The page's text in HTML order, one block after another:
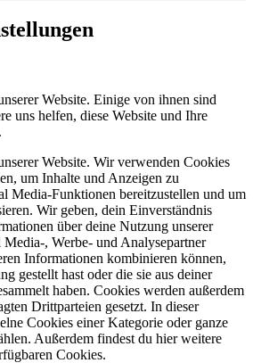
Website. Einige von ihnen sind
uns helfen, diese Website und Ihre
Website. Wir verwenden Cookies
um Inhalte und Anzeigen zu
Media-Funktionen bereitzustellen und um
Wir geben, dein Einverständnis
über deine Nutzung unserer
Media-, Werbe- und Analysepartner
Informationen kombinieren können,
gestellt hast oder die sie aus deiner
haben. Cookies werden außerdem
Drittparteien gesetzt. In dieser
Cookies einer Kategorie oder ganze
Außerdem findest du hier weitere
Cookies.